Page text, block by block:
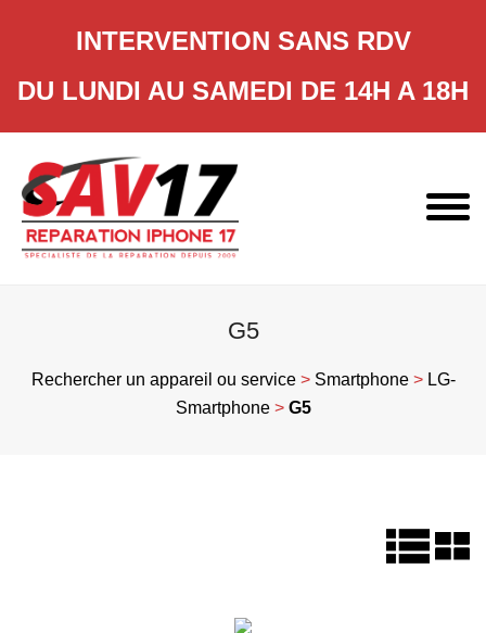
INTERVENTION SANS RDV
DU LUNDI AU SAMEDI DE 14H A 18H
content
G5
Rechercher un appareil ou service> Smartphone> LG-
Smartphone> G5